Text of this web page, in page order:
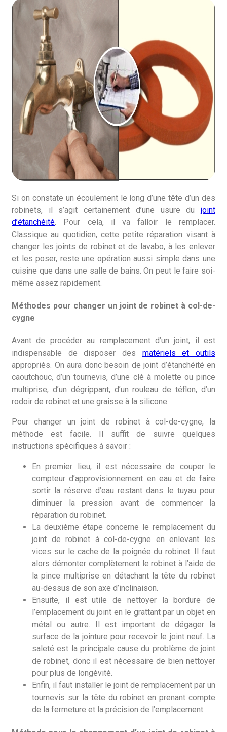
Si on constate un écoulement le long d’une tête d’un des
robinets, il s’agit certainement d’une usure du joint
d’étanchéité. Pour cela, il va falloir le remplacer.
Classique au quotidien, cette petite réparation visant à
changer les joints de robinet et de lavabo, à les enlever
et les poser, reste une opération aussi simple dans une
cuisine que dans une salle de bains. On peut le faire soi-
même assez rapidement.
Méthodes pour changer un joint de robinet à col-de-
cygne
Avant de procéder au remplacement d’un joint, il est
indispensable de disposer des matériels et outils
appropriés. On aura donc besoin de joint d’étanchéité en
caoutchouc, d’un tournevis, d’une clé à molette ou pince
multiprise, d’un dégrippant, d’un rouleau de téflon, d’un
rodoir de robinet et une graisse à la silicone.
Pour changer un joint de robinet à col-de-cygne, la
méthode est facile. Il suffit de suivre quelques
instructions spécifiques à savoir :
En premier lieu, il est nécessaire de couper le
compteur d’approvisionnement en eau et de faire
sortir la réserve d’eau restant dans le tuyau pour
diminuer la pression avant de commencer la
réparation du robinet.
La deuxième étape concerne le remplacement du
joint de robinet à col-de-cygne en enlevant les
vices sur le cache de la poignée du robinet. Il faut
alors démonter complètement le robinet à l’aide de
la pince multiprise en détachant la tête du robinet
au-dessus de son axe d’inclinaison.
Ensuite, il est utile de nettoyer la bordure de
l’emplacement du joint en le grattant par un objet en
métal ou autre. Il est important de dégager la
surface de la jointure pour recevoir le joint neuf. La
saleté est la principale cause du problème de joint
de robinet, donc il est nécessaire de bien nettoyer
pour plus de longévité.
Enfin, il faut installer le joint de remplacement par un
tournevis sur la tête du robinet en prenant compte
de la fermeture et la précision de l’emplacement.